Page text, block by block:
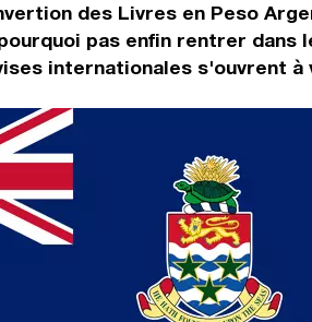
des Livres en Peso
pas enfin rentrer
internationales s'ouvrent à